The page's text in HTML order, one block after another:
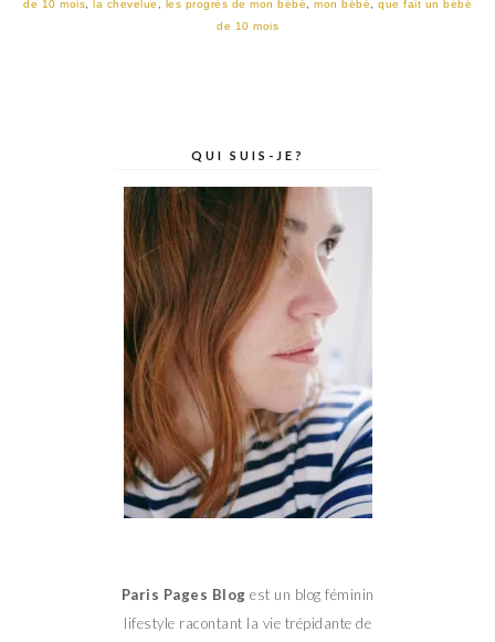
de 10 mois
la chevelue les progrès de mon bébé mon bébé
que fait un bébé
de 10 mois
QUI SUIS-JE?
Paris Pages Blog est un blog féminin
lifestyle racontant la vie trépidante de